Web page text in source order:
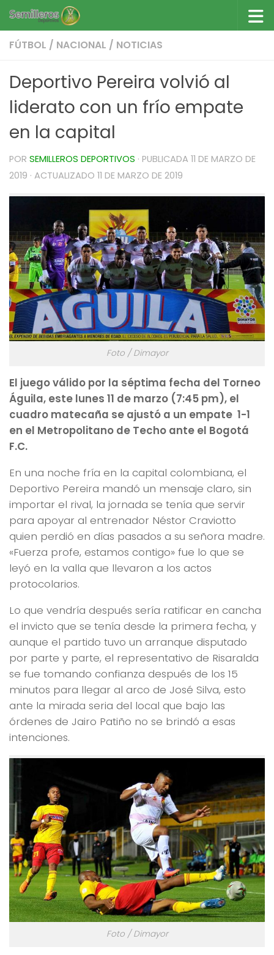
Saltar al contenido
FÚTBOL / NACIONAL / NOTICIAS
Deportivo Pereira volvió al
liderato con un frío empate
en la capital
POR SEMILLEROS DEPORTIVOS · PUBLICADA 11 DE MARZO DE
2019 · ACTUALIZADO 11 DE MARZO DE 2019
Foto / Dimayor
El juego válido por la séptima fecha del Torneo
Águila, este lunes 11 de marzo (7:45 pm), el
cuadro matecaña se ajustó a un empate 1-1
en el Metropolitano de Techo ante el Bogotá
F.C.
En una noche fría en la capital colombiana, el
Deportivo Pereira mandó un mensaje claro, sin
importar el rival, la jornada se tenía que servir
para apoyar al entrenador Néstor Craviotto
quien perdió en días pasados a su señora madre.
«Fuerza profe, estamos contigo» fue lo que se
leyó en la valla que llevaron a los actos
protocolarios.
Lo que vendría después sería ratificar en cancha
el invicto que se tenía desde la primera fecha, y
aunque el partido tuvo un arranque disputado
por parte y parte, el representativo de Risaralda
se fue tomando confianza después de los 15
minutos para llegar al arco de José Silva, esto
ante la mirada seria del local que bajo las
órdenes de Jairo Patiño no se brindó a esas
intenciones.
Foto / Dimayor